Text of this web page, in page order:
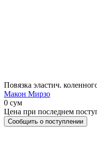
Повязка эластич.
Макон Мирзо
0 сум
Цена при последнем
Сообщить о поступлении